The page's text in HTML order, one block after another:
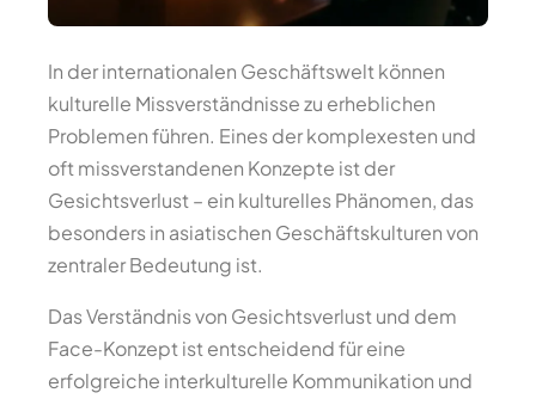
In der internationalen Geschäftswelt können
kulturelle Missverständnisse zu erheblichen
Problemen führen. Eines der komplexesten und
oft missverstandenen Konzepte ist der
Gesichtsverlust – ein kulturelles Phänomen, das
besonders in asiatischen Geschäftskulturen von
zentraler Bedeutung ist.
Das Verständnis von Gesichtsverlust und dem
Face-Konzept ist entscheidend für eine
erfolgreiche interkulturelle Kommunikation und